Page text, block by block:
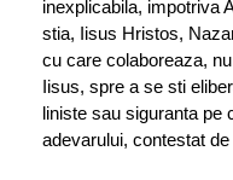
inexplicabila, impotriva
stia, Iisus Hristos,
cu care colaboreaza,
Iisus, spre a se sti
liniste sau siguranta pe
adevarului, contestat